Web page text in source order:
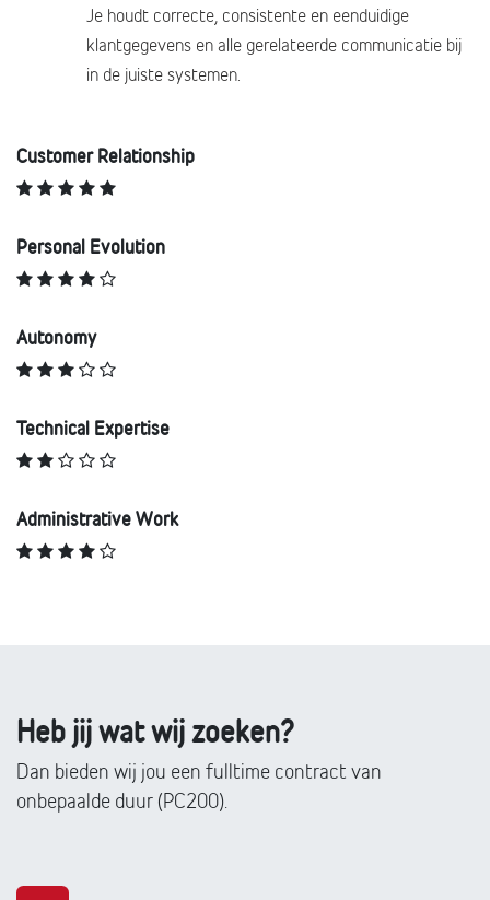
Je houdt correcte, consistente en eenduidige
klantgegevens en alle gerelateerde communicatie bij
in de juiste systemen.
Customer Relationship
Personal Evolution
Autonomy
Technical Expertise
Administrative Work
Heb jij wat wij zoeken?
Dan bieden wij jou een fulltime contract van
onbepaalde duur (PC200).